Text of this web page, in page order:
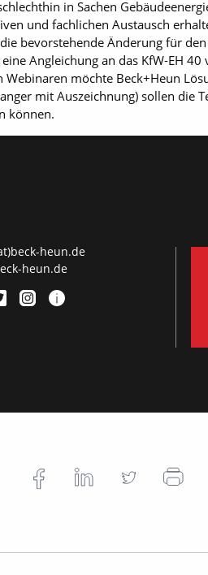
in Sachen
und fachlichen Austausch
bevorstehende Änderung für
Angleichung an das KfW-EH
möchte Beck+Heun
mit Auszeichnung) sollen die
können.
heun.de
heun.de